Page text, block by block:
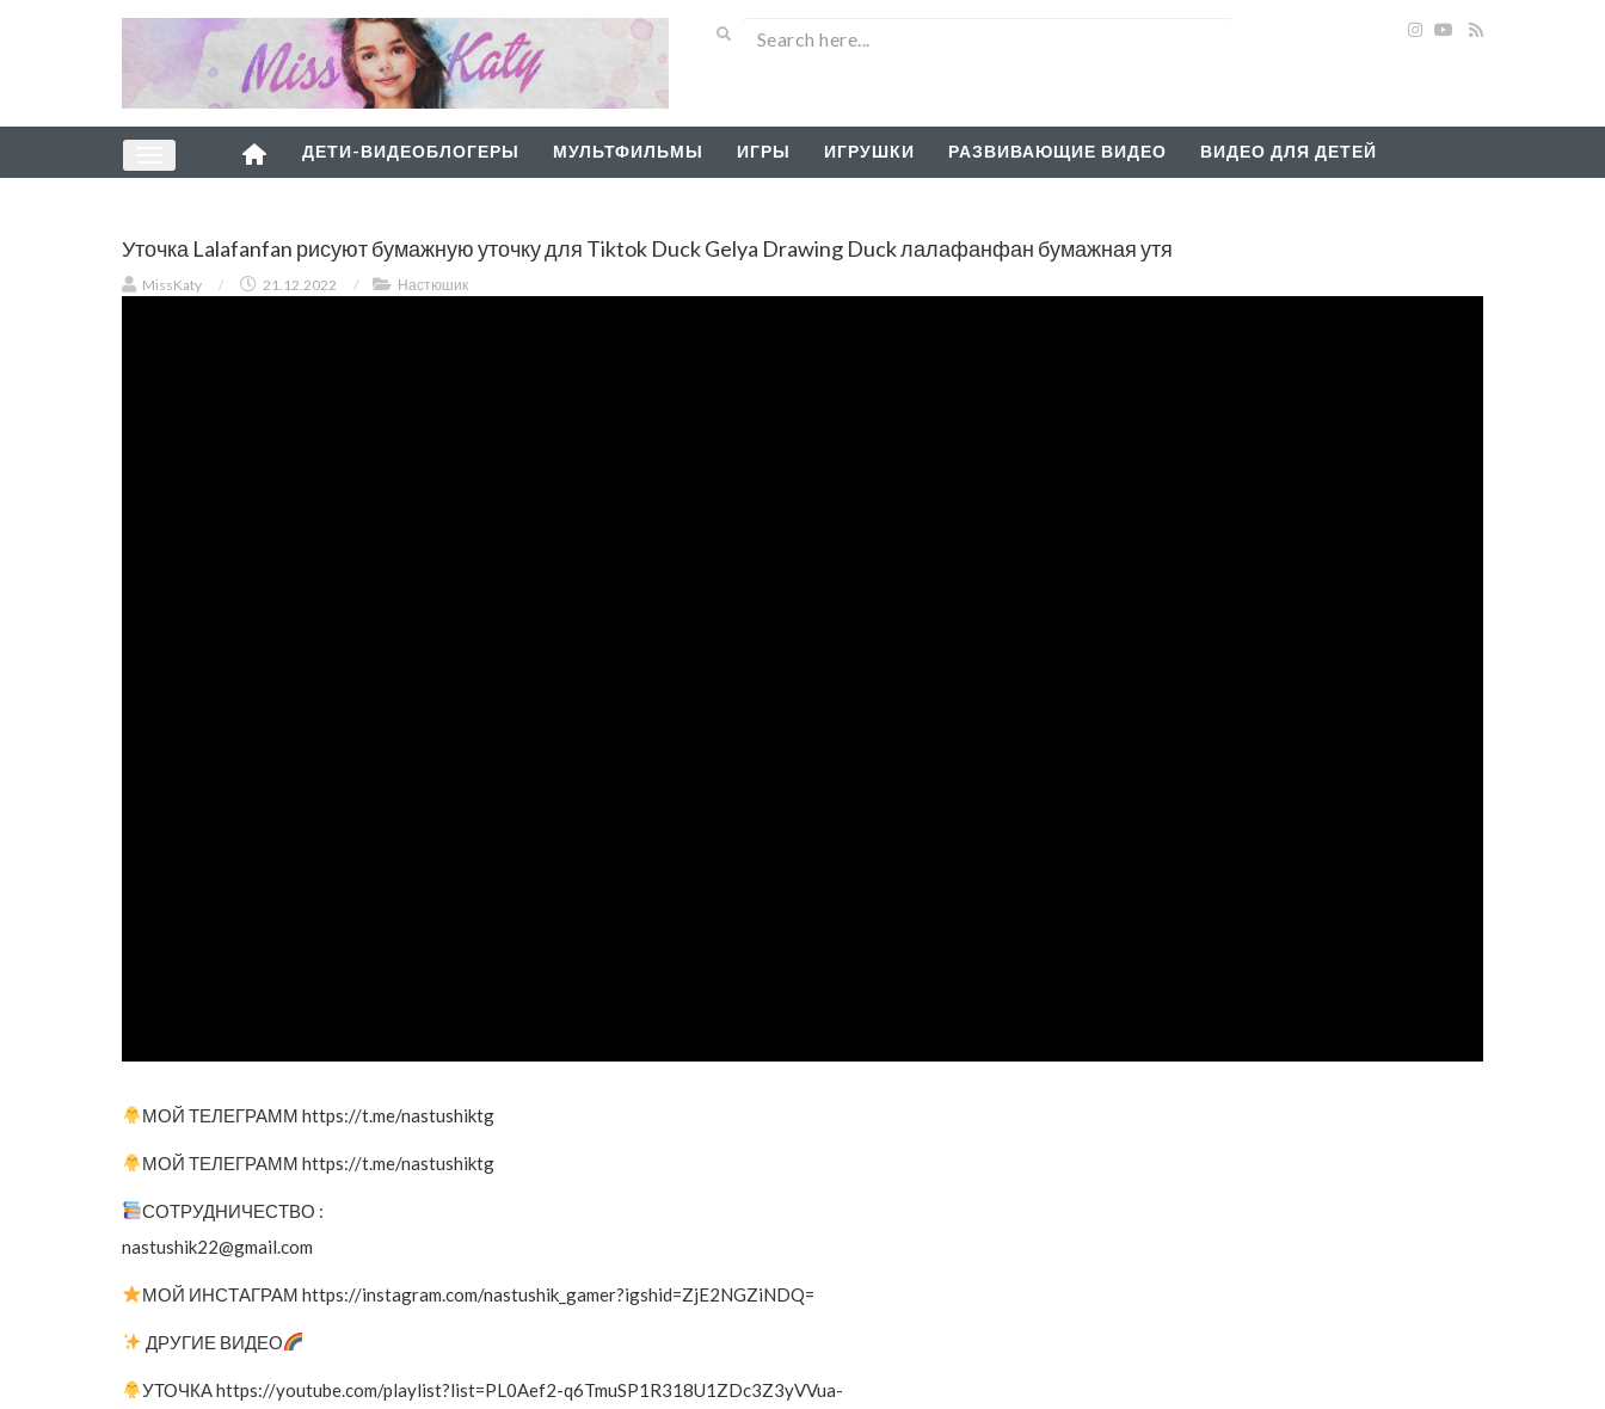
ДЕТИ-ВИДЕОБЛОГЕРЫ МУЛЬТФИЛЬМЫ ИГРЫ ИГРУШКИ РАЗВИВАЮЩИЕ ВИДЕО ВИДЕО ДЛЯ ДЕТЕЙ
Уточка Lalafanfan рисуют бумажную уточку для Tiktok Duck Gelya Drawing Duck лалафанфан бумажная утя
MissKaty / 21.12.2022 / Настюшик
МОЙ ТЕЛЕГРАММ https://t.me/nastushiktg
МОЙ ТЕЛЕГРАММ https://t.me/nastushiktg
СОТРУДНИЧЕСТВО :
nastushik22@gmail.com
МОЙ ИНСТАГРАМ https://instagram.com/nastushik_gamer?igshid=ZjE2NGZiNDQ=
ДРУГИЕ ВИДЕО
УТОЧКА https://youtube.com/playlist?list=PL0Aef2-q6TmuSP1R318U1ZDc3Z3yVVua-